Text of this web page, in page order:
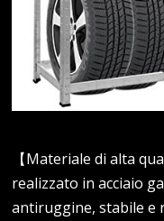
【Materiale di alta
realizzato in acciaio
antiruggine, stabile e